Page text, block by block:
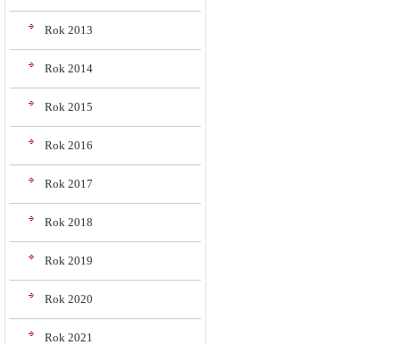
Rok 2013
Rok 2014
Rok 2015
Rok 2016
Rok 2017
Rok 2018
Rok 2019
Rok 2020
Rok 2021